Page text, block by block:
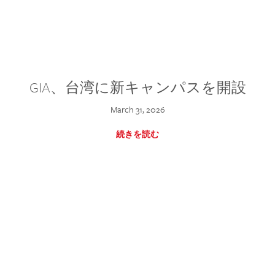
GIA、台湾に新キャンパスを開設
March 31, 2026
続きを読む